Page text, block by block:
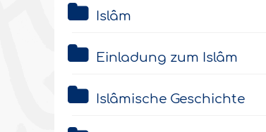
Islâm
Einladung zum Islâm
Islâmische Geschichte